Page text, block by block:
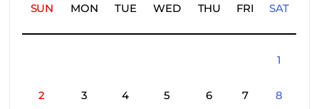
SUN MON TUE WED THU FRI SAT
1
2 3 4 5 6 7 8